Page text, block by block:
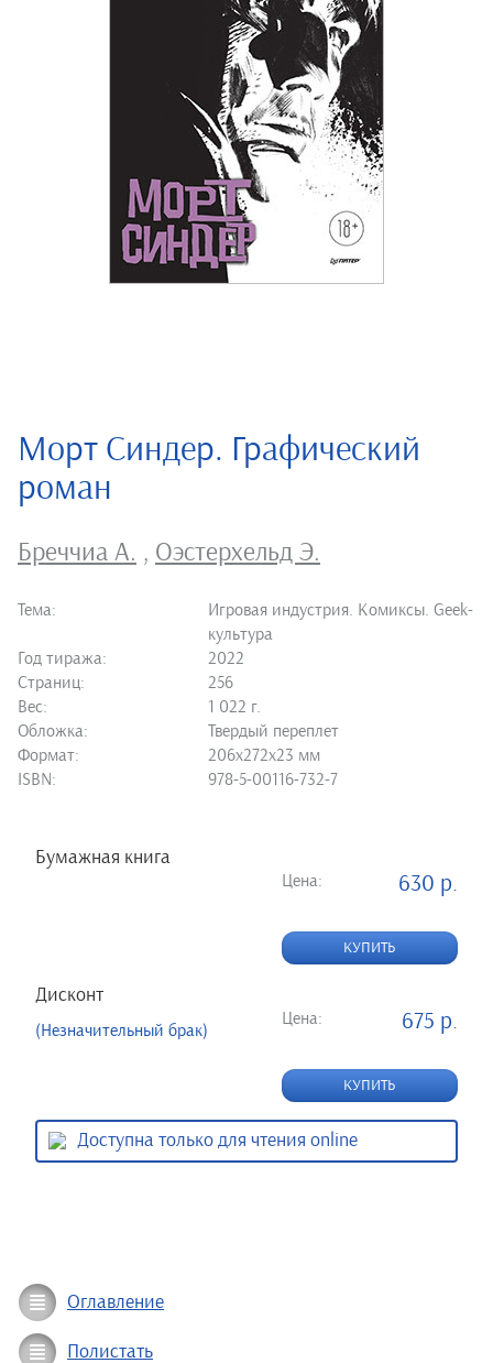
Морт Синдер. Графический
роман
Бреччиа А. , Оэстерхельд Э.
Тема:
Игровая индустрия. Комиксы. Geek-
культура
Год тиража:
2022
Страниц:
256
Вес:
1 022 г.
Обложка:
Твердый переплет
Формат:
206х272х23 мм
ISBN:
978-5-00116-732-7
Бумажная книга
Цена: 630 р.
КУПИТЬ
Дисконт
(Незначительный брак)
Цена: 675 р.
КУПИТЬ
Доступна только для чтения online
Оглавление
Полистать